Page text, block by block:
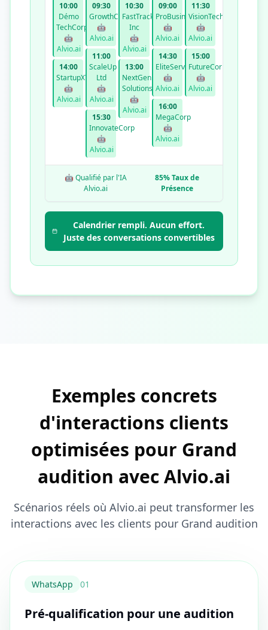
10:00
Démo
TechCorp
🤖
Alvio.ai
14:00
StartupXYZ
🤖
Alvio.ai
09:30
GrowthCo
🤖
Alvio.ai
11:00
ScaleUp
Ltd
🤖
Alvio.ai
15:30
InnovateCorp
🤖
Alvio.ai
10:30
FastTrack
Inc
🤖
Alvio.ai
13:00
NextGen
Solutions
🤖
Alvio.ai
09:00
ProBusiness
🤖
Alvio.ai
14:30
EliteServices
🤖
Alvio.ai
16:00
MegaCorp
🤖
Alvio.ai
11:30
VisionTech
🤖
Alvio.ai
15:00
FutureCorp
🤖
Alvio.ai
🤖 Qualifié par l'IA
Alvio.ai
85% Taux de
Présence
Calendrier rempli. Aucun effort.
Juste des conversations convertibles
Exemples concrets
d'interactions clients
optimisées pour Grand
audition avec Alvio.ai
Scénarios réels où Alvio.ai peut transformer les
interactions avec les clients pour Grand audition
WhatsApp 01
Pré-qualification pour une audition